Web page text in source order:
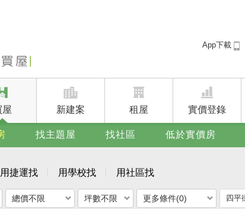
App下載
屋 新建案 租屋 實價登錄
找主題屋 找社區 低於實價房
用捷運找 用學校找 用社區找
總價不限 坪數不限 更多條件(0)